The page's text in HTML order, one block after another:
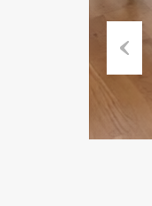
Previous